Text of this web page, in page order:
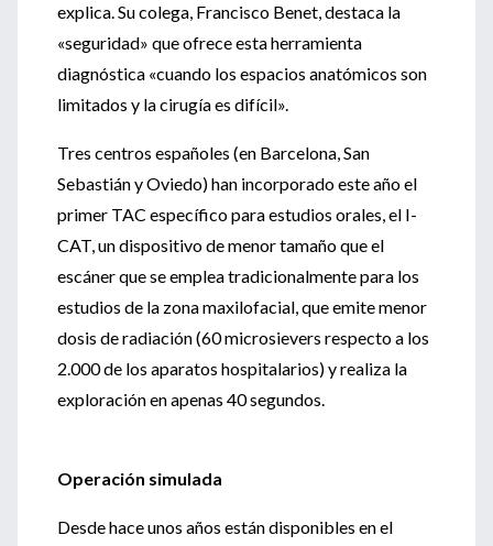
explica. Su colega, Francisco Benet, destaca la
«seguridad» que ofrece esta herramienta
diagnóstica «cuando los espacios anatómicos son
limitados y la cirugía es difícil».
Tres centros españoles (en Barcelona, San
Sebastián y Oviedo) han incorporado este año el
primer TAC específico para estudios orales, el I-
CAT, un dispositivo de menor tamaño que el
escáner que se emplea tradicionalmente para los
estudios de la zona maxilofacial, que emite menor
dosis de radiación (60 microsievers respecto a los
2.000 de los aparatos hospitalarios) y realiza la
exploración en apenas 40 segundos.
Operación simulada
Desde hace unos años están disponibles en el